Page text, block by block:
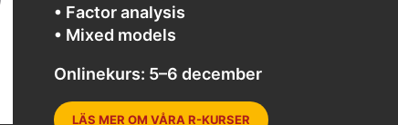
• Factor analysis
• Mixed models
Onlinekurs: 5–6 december
LÄS MER OM VÅRA R-KURSER